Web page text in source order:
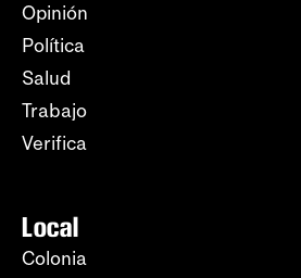
Opinión
Política
Salud
Trabajo
Verifica
Local
Colonia